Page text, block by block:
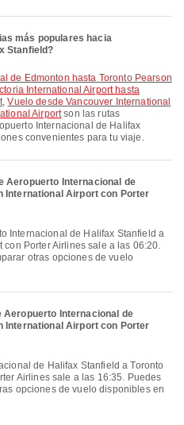
más populares hacia
Stanfield?
International Airport hasta
,Vuelo desde Vancouver International
Airportson las rutas
Internacional de Halifax
convenientes para tu viaje.
Aeropuerto Internacional de
International Airport con Porter
con Porter Airlines sale a las 06:20.
otras opciones de vuelo
Aeropuerto Internacional de
International Airport con Porter
Airlines sale a las 16:35. Puedes
opciones de vuelo disponibles en